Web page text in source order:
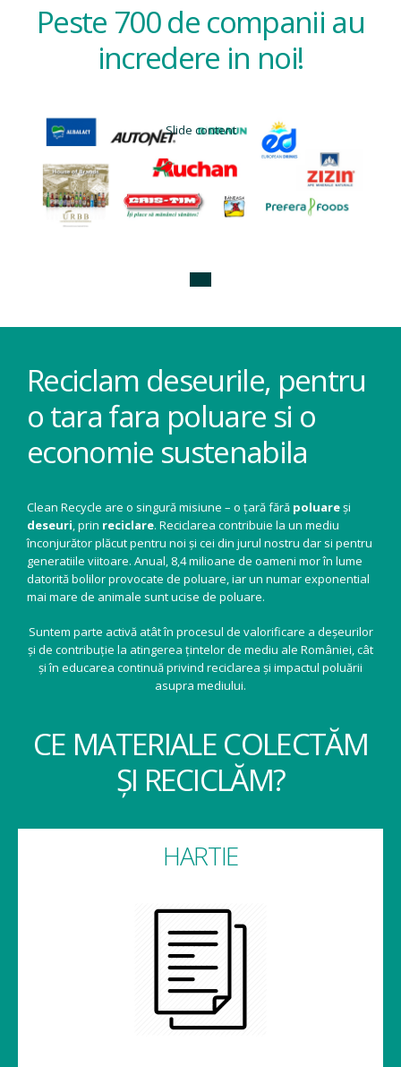
Peste 700 de companii au
incredere in noi!
Slide content
Reciclam deseurile, pentru
o tara fara poluare si o
economie sustenabila
Clean Recycle are o singură misiune – o țară fără poluareși
deseuri, prin reciclare. Reciclarea contribuie la un mediu
înconjurător plăcut pentru noi și cei din jurul nostru dar si pentru
generatiile viitoare. Anual, 8,4 milioane de oameni mor în lume
datorită bolilor provocate de poluare, iar un numar exponential
mai mare de animale sunt ucise de poluare.
Suntem parte activă atât în procesul de valorificare a deșeurilor
și de contribuție la atingerea țintelor de mediu ale României, cât
și în educarea continuă privind reciclarea și impactul poluării
asupra mediului.
CE MATERIALE COLECTĂM
ȘI RECICLĂM?
HARTIE